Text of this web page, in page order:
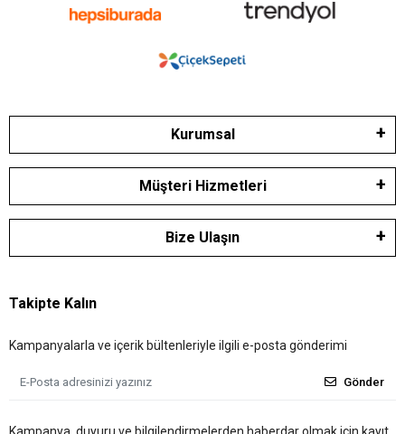
Kurumsal
Müşteri Hizmetleri
Bize Ulaşın
Takipte Kalın
Kampanyalarla ve içerik bültenleriyle ilgili e-posta gönderimi
Gönder